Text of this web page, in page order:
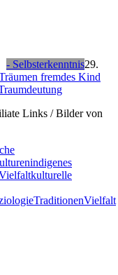
- Selbsterkenntnis29.
fremdes Kind
Links / Bilder von
indigenes
kulturelle
TraditionenVielfalt